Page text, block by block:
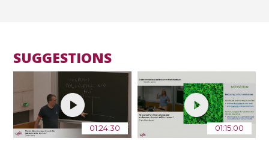
SUGGESTIONS
01:24:30 01:15:00